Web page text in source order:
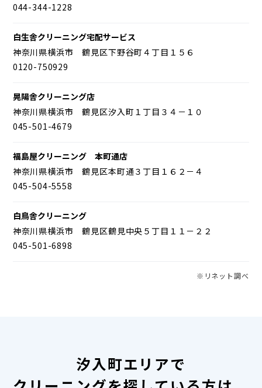
044-344-1228
白生舎クリーニング宅配サービス
神奈川県横浜市 鶴見区下野谷町４丁目１５６
0120-750929
晃陽舎クリーニング店
神奈川県横浜市 鶴見区汐入町１丁目３４－１０
045-501-4679
福島屋クリーニング 本町通店
神奈川県横浜市 鶴見区本町通３丁目１６２－４
045-504-5558
白鳥舎クリーニング
神奈川県横浜市 鶴見区鶴見中央５丁目１１－２２
045-501-6898
※リネット調べ
汐入町エリアで